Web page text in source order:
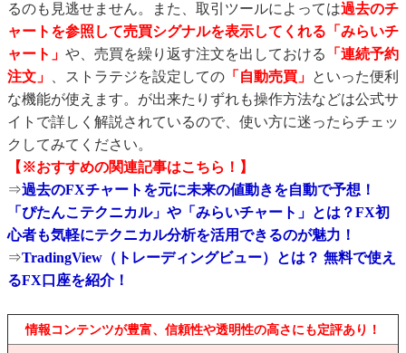
るのも見逃せません。また、取引ツールによっては過去のチ
ャートを参照して売買シグナルを表示してくれる「みらいチ
ャート」 や、売買を繰り返す注文を出しておける
「連続予約
注文」
、ストラテジを設定しての 「自動売買」 といった便利
な機能が使えます。が出来たりずれも操作方法などは公式サ
イトで詳しく解説されているので、使い方に迷ったらチェッ
クしてみてください。
【※おすすめの関連記事はこちら！】
⇒過去のFXチャートを元に未来の値動きを自動で予想！
「ぴたんこテクニカル」や「みらいチャート」とは？FX初
心者も気軽にテクニカル分析を活用できるのが魅力！
⇒TradingView（トレーディングビュー）とは？ 無料で使え
るFX口座を紹介！
情報コンテンツが豊富、信頼性や透明性の高さにも定評あり！